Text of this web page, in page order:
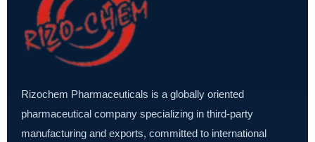
Rizochem Pharmaceuticals is a globally oriented
pharmaceutical company specializing in third-party
manufacturing and exports, committed to international